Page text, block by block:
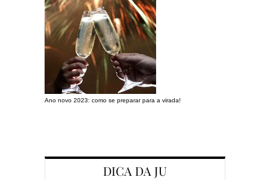
Ano novo 2023: como se preparar para a virada!
DICA DA JU